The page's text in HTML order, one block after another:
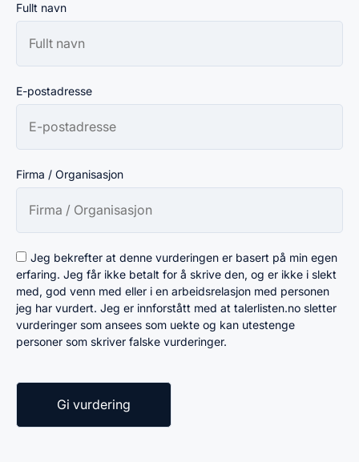
Fullt navn
E-postadresse
Firma / Organisasjon
Jeg bekrefter at denne vurderingen er basert på min egen
erfaring. Jeg får ikke betalt for å skrive den, og er ikke i slekt
med, god venn med eller i en arbeidsrelasjon med personen
jeg har vurdert. Jeg er innforstått med at talerlisten.no sletter
vurderinger som ansees som uekte og kan utestenge
personer som skriver falske vurderinger.